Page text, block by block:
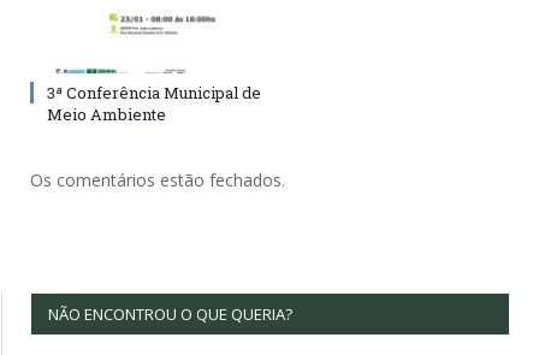
3ª Conferência Municipal de
Meio Ambiente
Os comentários estão fechados.
NÃO ENCONTROU O QUE QUERIA?